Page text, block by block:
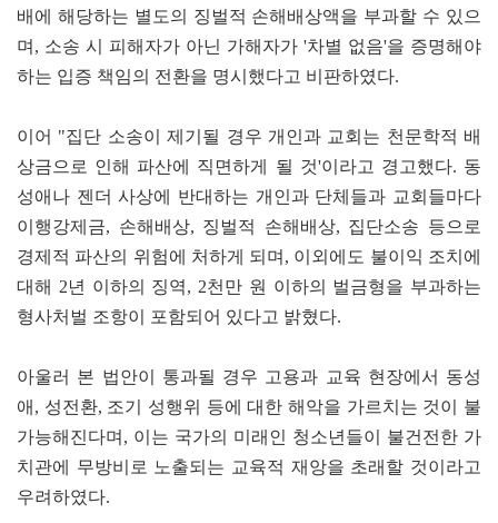
배에 해당하는 별도의 징벌적 손해배상액을 부과할 수 있으
며, 소송 시 피해자가 아닌 가해자가 '차별 없음'을 증명해야
하는 입증 책임의 전환을 명시했다고 비판하였다.
이어 "집단 소송이 제기될 경우 개인과 교회는 천문학적 배
상금으로 인해 파산에 직면하게 될 것'이라고 경고했다. 동
성애나 젠더 사상에 반대하는 개인과 단체들과 교회들마다
이행강제금, 손해배상, 징벌적 손해배상, 집단소송 등으로
경제적 파산의 위험에 처하게 되며, 이외에도 불이익 조치에
대해 2년 이하의 징역, 2천만 원 이하의 벌금형을 부과하는
형사처벌 조항이 포함되어 있다고 밝혔다.
아울러 본 법안이 통과될 경우 고용과 교육 현장에서 동성
애, 성전환, 조기 성행위 등에 대한 해악을 가르치는 것이 불
가능해진다며, 이는 국가의 미래인 청소년들이 불건전한 가
치관에 무방비로 노출되는 교육적 재앙을 초래할 것이라고
우려하였다.